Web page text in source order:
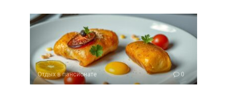
Отдых в пансионате 0